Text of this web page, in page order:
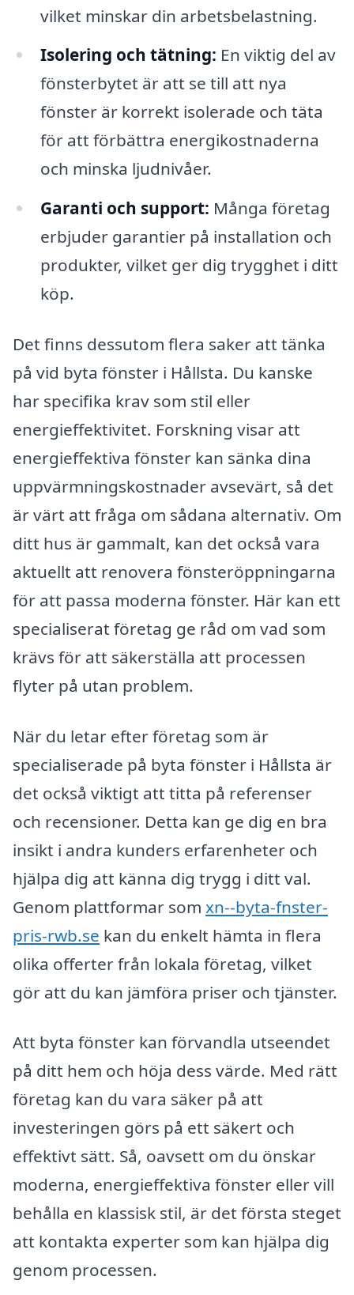
vilket minskar din arbetsbelastning.
Isolering och tätning: En viktig del av
fönsterbytet är att se till att nya
fönster är korrekt isolerade och täta
för att förbättra energikostnaderna
och minska ljudnivåer.
Garanti och support: Många företag
erbjuder garantier på installation och
produkter, vilket ger dig trygghet i ditt
köp.
Det finns dessutom flera saker att tänka
på vid byta fönster i Hållsta. Du kanske
har specifika krav som stil eller
energieffektivitet. Forskning visar att
energieffektiva fönster kan sänka dina
uppvärmningskostnader avsevärt, så det
är värt att fråga om sådana alternativ. Om
ditt hus är gammalt, kan det också vara
aktuellt att renovera fönsteröppningarna
för att passa moderna fönster. Här kan ett
specialiserat företag ge råd om vad som
krävs för att säkerställa att processen
flyter på utan problem.
När du letar efter företag som är
specialiserade på byta fönster i Hållsta är
det också viktigt att titta på referenser
och recensioner. Detta kan ge dig en bra
insikt i andra kunders erfarenheter och
hjälpa dig att känna dig trygg i ditt val.
Genom plattformar som xn--byta-fnster-
pris-rwb.se kan du enkelt hämta in flera
olika offerter från lokala företag, vilket
gör att du kan jämföra priser och tjänster.
Att byta fönster kan förvandla utseendet
på ditt hem och höja dess värde. Med rätt
företag kan du vara säker på att
investeringen görs på ett säkert och
effektivt sätt. Så, oavsett om du önskar
moderna, energieffektiva fönster eller vill
behålla en klassisk stil, är det första steget
att kontakta experter som kan hjälpa dig
genom processen.